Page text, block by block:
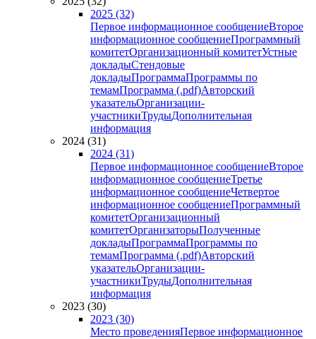
2025 (32)
Первое информационное сообщениеВторое
информационное сообщениеПрограммный
комитетОрганизационный комитетУстные
докладыСтендовые
докладыПрограммаПрограммы по
темамПрограмма (.pdf)Авторский
указательОрганизации-
участникиТрудыДополнительная
информация
2024 (31)
2024 (31)
Первое информационное сообщениеВторое
информационное сообщениеТретье
информационное сообщениеЧетвертое
информационное сообщениеПрограммный
комитетОрганизационный
комитетОрганизаторыПолученные
докладыПрограммаПрограммы по
темамПрограмма (.pdf)Авторский
указательОрганизации-
участникиТрудыДополнительная
информация
2023 (30)
2023 (30)
Место проведенияПервое информационное